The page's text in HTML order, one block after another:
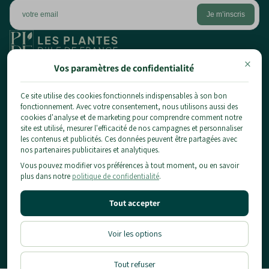
×
Vos paramètres de confidentialité
Ce site utilise des cookies fonctionnels indispensables à son bon
fonctionnement. Avec votre consentement, nous utilisons aussi des
cookies d'analyse et de marketing pour comprendre comment notre
site est utilisé, mesurer l'efficacité de nos campagnes et personnaliser
les contenus et publicités. Ces données peuvent être partagées avec
nos partenaires publicitaires et analytiques.
Vous pouvez modifier vos préférences à tout moment, ou en savoir
plus dans notre politique de confidentialité.
Tout accepter
Voir les options
Tout refuser
1 chemin du pont de la planche,
77124 Chauconin-Neufmontiers
01 84 80 65 86
contact@planteidf.fr
À propos
Livraison
Mentions Légales & Confidentialité
Conditions d'utilisation
Politique de Remboursement
Les plantes
Arbustes
Fruitiers
Notre Showroom
Informations pratiques
Conseils
Contact
©2026, Plante Île-de-France
Designé & Developpé parMoon Moon Shopify Agency